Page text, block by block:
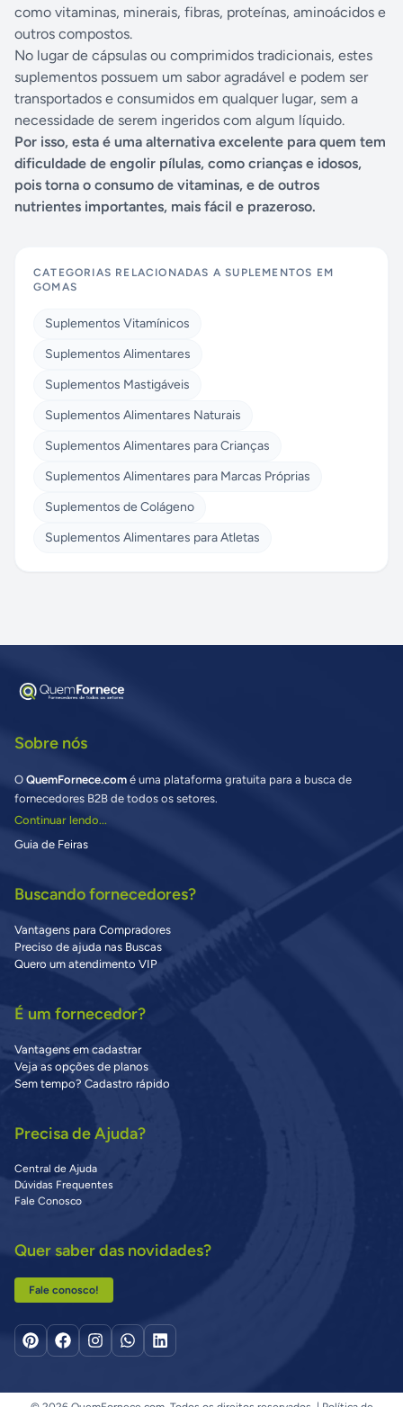
como vitaminas, minerais, fibras, proteínas, aminoácidos e
outros compostos.
No lugar de cápsulas ou comprimidos tradicionais, estes
suplementos possuem um sabor agradável e podem ser
transportados e consumidos em qualquer lugar, sem a
necessidade de serem ingeridos com algum líquido.
Por isso, esta é uma alternativa excelente para quem tem
dificuldade de engolir pílulas, como crianças e idosos,
pois torna o consumo de vitaminas, e de outros
nutrientes importantes, mais fácil e prazeroso.
CATEGORIAS RELACIONADAS ASUPLEMENTOS EM
GOMAS
Suplementos Vitamínicos
Suplementos Alimentares
Suplementos Mastigáveis
Suplementos Alimentares Naturais
Suplementos Alimentares para Crianças
Suplementos Alimentares para Marcas Próprias
Suplementos de Colágeno
Suplementos Alimentares para Atletas
Sobre nós
O QuemFornece.com é uma plataforma gratuita para a busca de
fornecedores B2B de todos os setores.
Continuar lendo...
Guia de Feiras
Buscando fornecedores?
Vantagens para Compradores
Preciso de ajuda nas Buscas
Quero um atendimento VIP
É um fornecedor?
Vantagens em cadastrar
Veja as opções de planos
Sem tempo? Cadastro rápido
Precisa de Ajuda?
Central de Ajuda
Dúvidas Frequentes
Fale Conosco
Quer saber das novidades?
Fale conosco!